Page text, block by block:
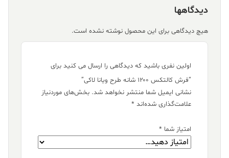
دیدگاهها
هیچ دیدگاهی برای این محصول نوشته نشده است.
اولین نفری باشید که دیدگاهی را ارسال می کنید برای
“فرش کالتکس ۱۲۰۰ شانه طرح ویانا لاکی”
نشانی ایمیل شما منتشر نخواهد شد. بخش‌های موردنیاز
علامت‌گذاری شده‌اند *
امتیاز شما *